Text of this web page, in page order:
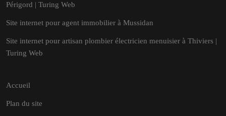
Périgord | Turing Web
Site internet pour agent immobilier à Mussidan
Site internet pour artisan plombier électricien menuisier à Thiviers |
Turing Web
Accueil
Plan du site